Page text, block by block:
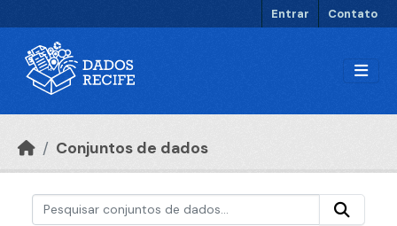
Entrar Contato
Conjuntos de dados